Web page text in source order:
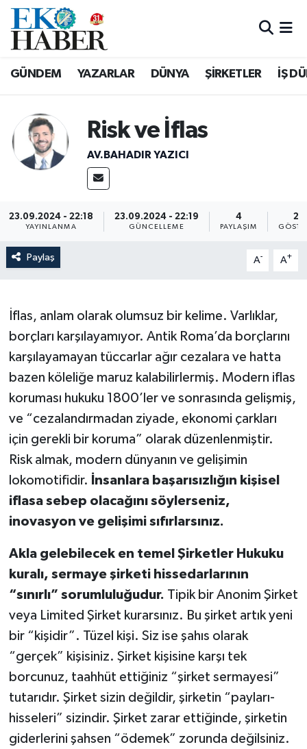
GÜNDEM YAZARLAR DÜNYA ŞİRKETLER İŞ
Risk ve İflas
AV.BAHADIR YAZICI
23.09.2024 - 22:18
YAYINLANMA
23.09.2024 - 22:19
GÜNCELLEME
4
PAYLAŞIM
28
Paylaş A- A+
İflas, anlam olarak olumsuz bir kelime. Varlıklar,
borçları karşılayamıyor. Antik Roma’da borçlarını
karşılayamayan tüccarlar ağır cezalara ve hatta
bazen köleliğe maruz kalabilirlermiş. Modern iflas
koruması hukuku 1800’ler ve sonrasında gelişmiş,
ve “cezalandırmadan ziyade, ekonomi çarkları
için gerekli bir koruma” olarak düzenlenmiştir.
Risk almak, modern dünyanın ve gelişimin
lokomotifidir. İnsanlara başarısızlığın kişisel
iflasa sebep olacağını söylerseniz,
inovasyon ve gelişimi sıfırlarsınız.
Akla gelebilecek en temel Şirketler Hukuku
kuralı, sermaye şirketi hissedarlarının
“sınırlı” sorumluluğudur. Tipik bir Anonim Şirket
veya Limited Şirket kurarsınız. Bu şirket artık yeni
bir “kişidir”. Tüzel kişi. Siz ise şahıs olarak
“gerçek” kişisiniz. Şirket kişisine karşı tek
borcunuz, taahhüt ettiğiniz “şirket sermayesi”
tutarıdır. Şirket sizin değildir, şirketin “payları-
hisseleri” sizindir. Şirket zarar ettiğinde, şirketin
giderlerini şahsen “ödemek” zorunda değilsiniz.
Hava Durumu
Süper Lig Puan Durumu ve Fikstür
Tüm Manşetler
Son Dakika Haberleri
Haber Arşivi